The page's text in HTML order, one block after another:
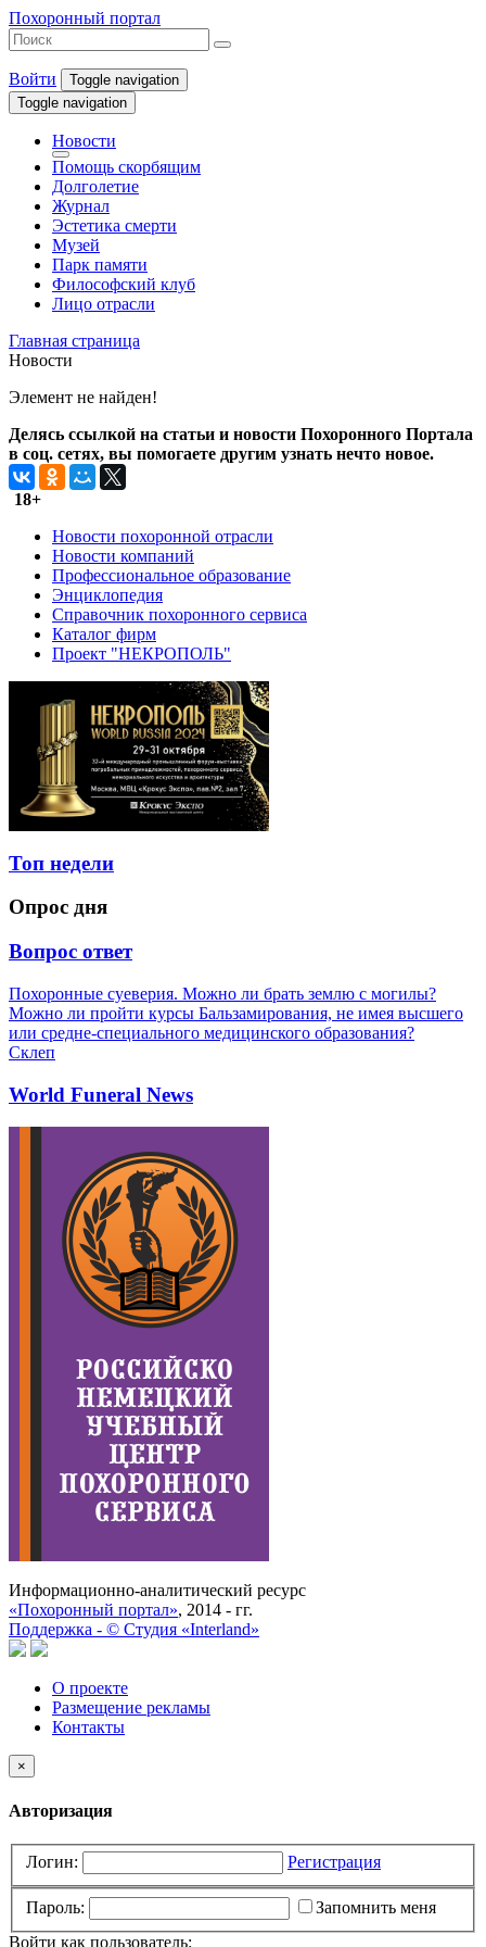
Похоронный портал
Войти
Toggle navigation
Toggle navigation
Новости
Помощь скорбящим
Долголетие
Журнал
Эстетика смерти
Музей
Парк памяти
Философский клуб
Лицо отрасли
Главная страница
Новости
Элемент не найден!
Делясь ссылкой на статьи и новости Похоронного Портала
в соц. сетях, вы помогаете другим узнать нечто новое.
18+
Новости похоронной отрасли
Новости компаний
Профессиональное образование
Энциклопедия
Справочник похоронного сервиса
Каталог фирм
Проект "НЕКРОПОЛЬ"
Топ недели
Опрос дня
Вопрос ответ
Похоронные суеверия. Можно ли брать землю с могилы?
Можно ли пройти курсы Бальзамирования, не имея высшего
или средне-специального медицинского образования?
Склеп
World Funeral News
Информационно-аналитический ресурс
«Похоронный портал», 2014 - гг.
Поддержка - © Cтудия «Interland»
О проекте
Размещение рекламы
Контакты
×
Авторизация
Логин: Регистрация
Пароль:
Запомнить меня
Войти как пользователь: